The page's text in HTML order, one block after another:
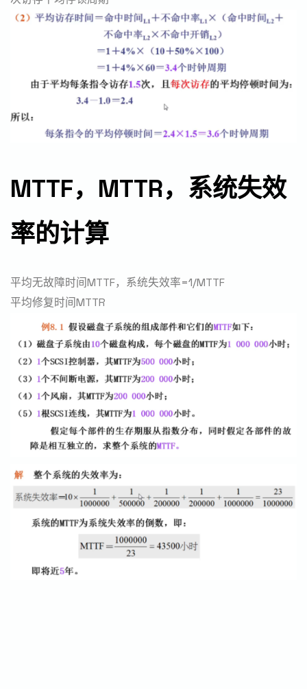
MTTF，MTTR，系统失效
率的计算
平均无故障时间MTTF，系统失效率=1/MTTF
平均修复时间MTTR